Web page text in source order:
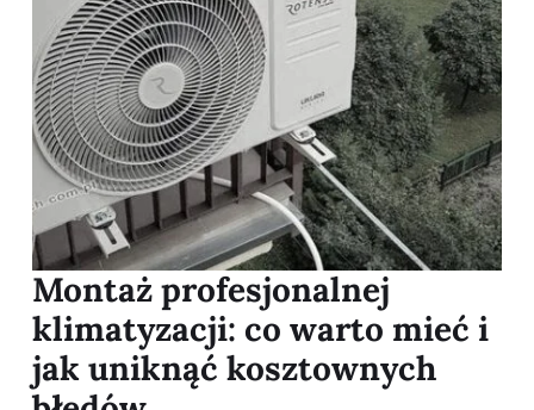
Montaż profesjonalnej
klimatyzacji: co warto mieć i
jak uniknąć kosztownych